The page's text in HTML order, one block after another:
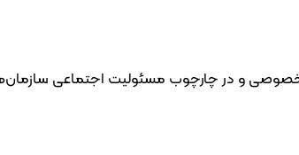
خصوصی و در چارچوب مسئولیت اجتماعی